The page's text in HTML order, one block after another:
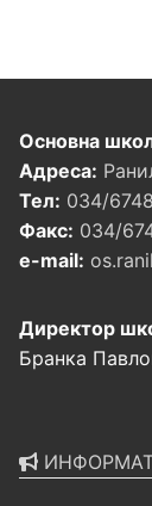
Основна
Адреса:
Тел: 034/
Факс: 034/
e-mail:
Директор
Бранка